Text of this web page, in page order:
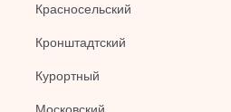
Красносельский
Кронштадтский
Курортный